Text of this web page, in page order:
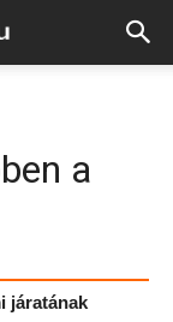
a
járatának